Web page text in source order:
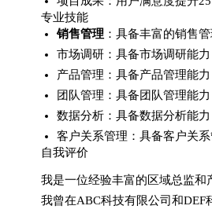
专业技能
销售管理 ：具备丰富的销售
市场调研：具备市场调研能
产品管理：具备产品管理能
团队管理：具备团队管理能
数据分析：具备数据分析能
客户关系管理：具备客户关
自我评价
我是一位经验丰富的区域总监
我曾在ABC科技有限公司和